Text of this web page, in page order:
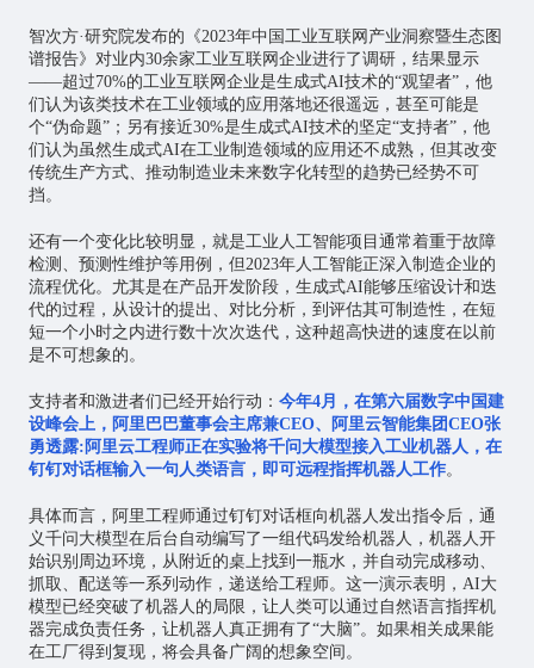
智次方·研究院发布的《2023年中国工业互联网产业洞察暨生态图
谱报告》对业内30余家工业互联网企业进行了调研，结果显示
——超过70%的工业互联网企业是生成式AI技术的“观望者”，他
们认为该类技术在工业领域的应用落地还很遥远，甚至可能是
个“伪命题”；另有接近30%是生成式AI技术的坚定“支持者”，他
们认为虽然生成式AI在工业制造领域的应用还不成熟，但其改变
传统生产方式、推动制造业未来数字化转型的趋势已经势不可
挡。
还有一个变化比较明显，就是工业人工智能项目通常着重于故障
检测、预测性维护等用例，但2023年人工智能正深入制造企业的
流程优化。尤其是在产品开发阶段，生成式AI能够压缩设计和迭
代的过程，从设计的提出、对比分析，到评估其可制造性，在短
短一个小时之内进行数十次次迭代，这种超高快进的速度在以前
是不可想象的。
支持者和激进者们已经开始行动： 今年4月，在第六届数字中国建
设峰会上，阿里巴巴董事会主席兼CEO、阿里云智能集团CEO张
勇透露:阿里云工程师正在实验将千问大模型接入工业机器人，在
钉钉对话框输入一句人类语言，即可远程指挥机器人工作。
具体而言，阿里工程师通过钉钉对话框向机器人发出指令后，通
义千问大模型在后台自动编写了一组代码发给机器人，机器人开
始识别周边环境，从附近的桌上找到一瓶水，并自动完成移动、
抓取、配送等一系列动作，递送给工程师。这一演示表明，AI大
模型已经突破了机器人的局限，让人类可以通过自然语言指挥机
器完成负责任务，让机器人真正拥有了“大脑”。如果相关成果能
在工厂得到复现，将会具备广阔的想象空间。